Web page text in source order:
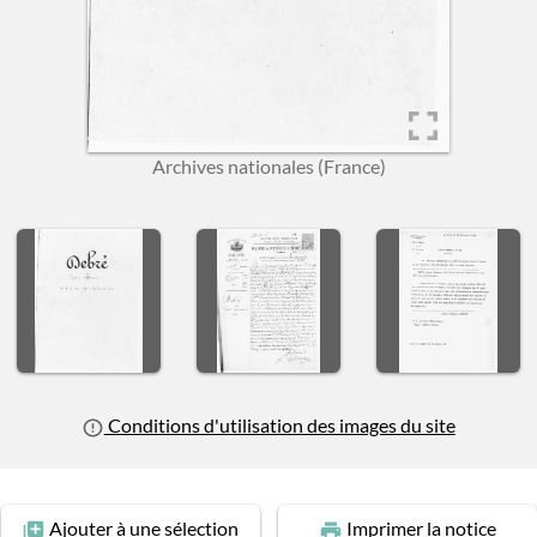
Archives nationales (France)
slide
Conditions d'utilisation des images du site
Ajouterà une sélection Imprimerla notice